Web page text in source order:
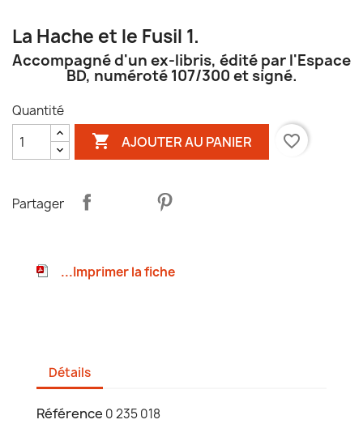
La Hache et le Fusil 1.
Accompagné d'un ex-libris, édité par l'Espace
BD, numéroté 107/300 et signé.
Quantité
 AJOUTER AU PANIER favorite_border
Partager
...Imprimer la fiche
Détails
Référence 0 235 018